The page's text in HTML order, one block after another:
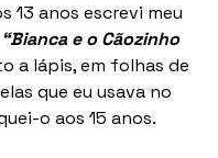
13 anos escrevi meu
“Bianca e o Cãozinho
a lápis, em folhas de
que eu usava no
o aos 15 anos.